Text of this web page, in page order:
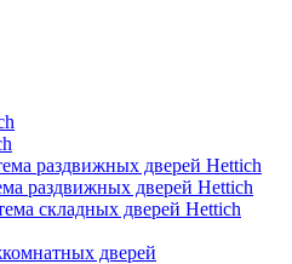
раздвижных дверей Hettich
раздвижных дверей Hettich
складных дверей Hettich
дверей